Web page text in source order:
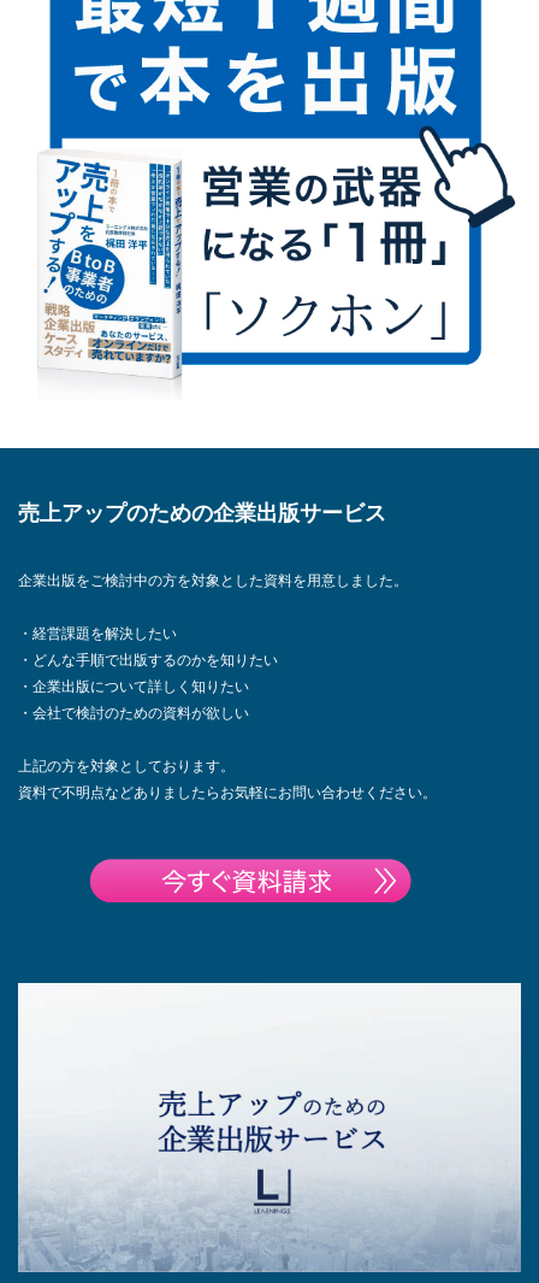
売上アップのための企業出版サービス
企業出版をご検討中の方を対象とした資料を用意しました。
・経営課題を解決したい
・どんな手順で出版するのかを知りたい
・企業出版について詳しく知りたい
・会社で検討のための資料が欲しい
上記の方を対象としております。
資料で不明点などありましたらお気軽にお問い合わせください。